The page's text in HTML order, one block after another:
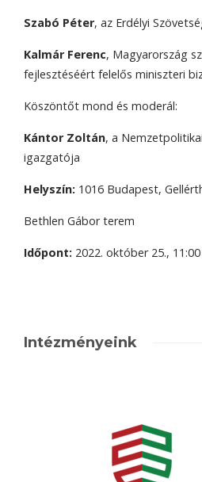
Szabó Péter, az Erdélyi
Kalmár Ferenc, Magyarország
fejlesztéséért felelős miniszteri
Köszöntőt mond és moderál:
Kántor Zoltán, a
igazgatója
Helyszín: 1016 Budapest,
Bethlen Gábor terem
Időpont: 2022. október 25.,
Intézményeink